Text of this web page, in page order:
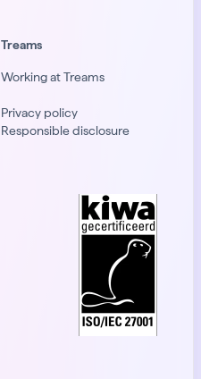
Treams
Working at Treams
Privacy policy
Responsible disclosure